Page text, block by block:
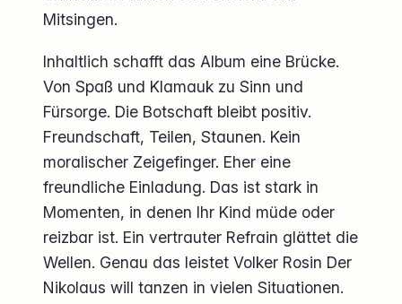
Mitsingen.
Inhaltlich schafft das Album eine Brücke.
Von Spaß und Klamauk zu Sinn und
Fürsorge. Die Botschaft bleibt positiv.
Freundschaft, Teilen, Staunen. Kein
moralischer Zeigefinger. Eher eine
freundliche Einladung. Das ist stark in
Momenten, in denen Ihr Kind müde oder
reizbar ist. Ein vertrauter Refrain glättet die
Wellen. Genau das leistet Volker Rosin Der
Nikolaus will tanzen in vielen Situationen.